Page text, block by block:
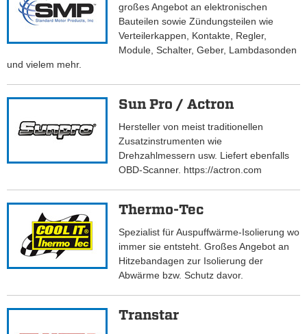
großes Angebot an elektronischen
Bauteilen sowie Zündungsteilen wie
Verteilerkappen, Kontakte, Regler,
Module, Schalter, Geber, Lambdasonden
und vielem mehr.
Sun Pro / Actron
Hersteller von meist traditionellen
Zusatzinstrumenten wie
Drehzahlmessern usw. Liefert ebenfalls
OBD-Scanner. https://actron.com
Thermo-Tec
Spezialist für Auspuffwärme-Isolierung wo
immer sie entsteht. Großes Angebot an
Hitzebandagen zur Isolierung der
Abwärme bzw. Schutz davor.
Transtar